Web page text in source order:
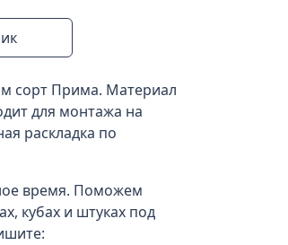
сорт Прима. Материал
для монтажа на
раскладка по
время. Поможем
кубах и штуках под